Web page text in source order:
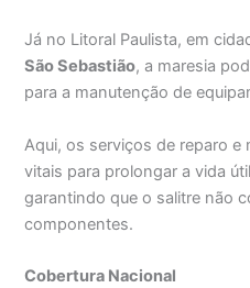
Já no Litoral Paulista, em
São Sebastião, a maresia
para a manutenção de
Aqui, os serviços de reparo
vitais para prolongar a vida
garantindo que o salitre não
componentes.
Cobertura Nacional